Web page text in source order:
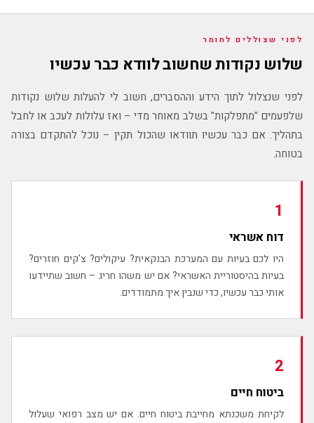
לפני שצוללים לחומר
שלוש נקודות שחשוב לוודא כבר עכשיו
לפני שנצלול לתוך הידע וההסברים, חשוב לי להעלות שלוש נקודות
שלפעמים "מתפלקות" בשלב מאוחר מדי – ואז עלולות לעכב או לחבל
בתהליך. אם כבר עכשיו תוודאו שהכול תקין – נוכל להתקדם בצורה
בטוחה.
1
דוח אשראי
היו לכם בעיות עם המערכת הבנקאית? עיקולים? צ'קים חוזרים?
בעיות בהיסטוריית האשראי? אם יש משהו חריג – חשוב שתיידעו
אותי כבר עכשיו, כדי שנבין איך מתמודדים.
2
ביטוח חיים
לקיחת משכנתא מחייבת ביטוח חיים. אם יש מצב רפואי שעלול